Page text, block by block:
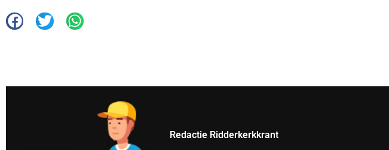
Redactie Ridderkerkkrant